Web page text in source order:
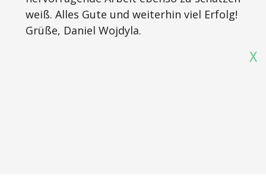
weiß. Alles Gute und weiterhin viel Erfolg!
Grüße, Daniel Wojdyla.
X